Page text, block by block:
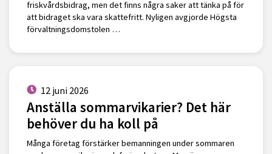
friskvårdsbidrag, men det finns några saker att tänka på för
att bidraget ska vara skattefritt. Nyligen avgjorde Högsta
förvaltningsdomstolen …
12 juni 2026
Anställa sommarvikarier? Det här
behöver du ha koll på
Många företag förstärker bemanningen under sommaren